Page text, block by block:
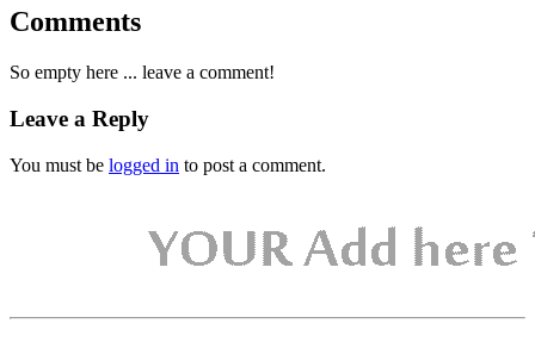
Comments
So empty here ... leave a comment!
Leave a Reply
You must be logged in to post a comment.